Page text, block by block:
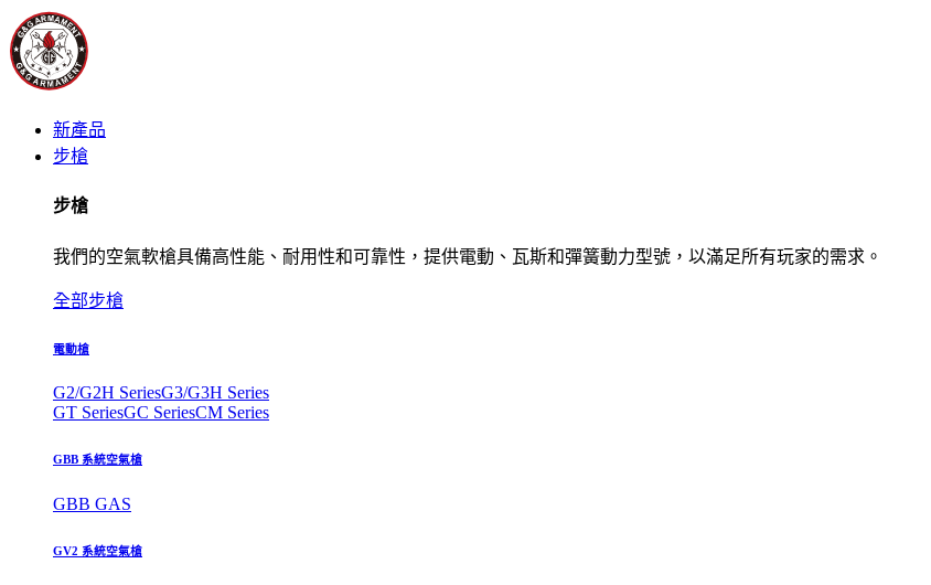
新產品
步槍
步槍
我們的空氣軟槍具備高性能、耐用性和可靠性，提供電動、瓦斯和彈簧動力型號，以滿足所有玩家的需求。
全部步槍
電動槍
G2/G2H SeriesG3/G3H Series
GT SeriesGC SeriesCM Series
GBB 系統空氣槍
GBB GAS
GV2 系統空氣槍